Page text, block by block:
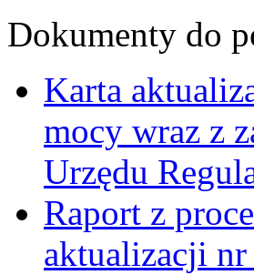
Dokumenty do
Karta
mocy wraz z
Urzędu
Raport z
aktualizacji